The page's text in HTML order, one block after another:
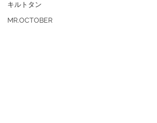
キルトタン
MR.OCTOBER